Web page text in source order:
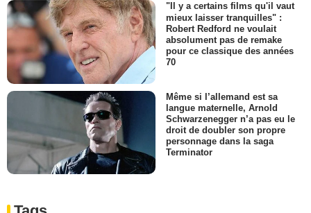
"Il y a certains films qu'il vaut
mieux laisser tranquilles" :
Robert Redford ne voulait
absolument pas de remake
pour ce classique des années
70
Même si l’allemand est sa
langue maternelle, Arnold
Schwarzenegger n’a pas eu le
droit de doubler son propre
personnage dans la saga
Terminator